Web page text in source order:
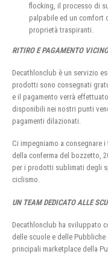
flocking, il processo di
palpabile ed un comfort
proprietà traspiranti.
RITIRO E PAGAMENTO
Decathlonclub è un servizio
prodotti sono consegnati
e il pagamento verrà
disponibili nei nostri punti
pagamenti dilazionati.
Ci impegniamo a
della conferma del bozzetto,
per i prodotti sublimati degli
ciclismo.
UN TEAM DEDICATO ALLE
Decathlonclub ha sviluppato
delle scuole e delle
principali marketplace della